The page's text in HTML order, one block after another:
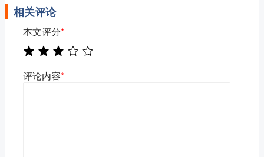
相关评论
本文评分*
评论内容*